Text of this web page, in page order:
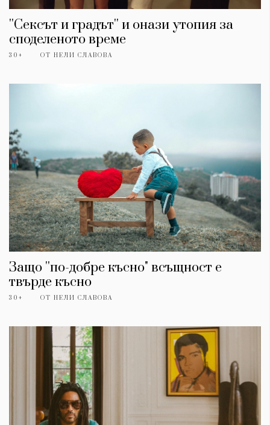
''Сексът и градът'' и онази утопия за
споделеното време
30+ ОТ НЕЛИ СЛАВОВА
Защо ''по-добре късно" всъщност е
твърде късно
30+ ОТ НЕЛИ СЛАВОВА